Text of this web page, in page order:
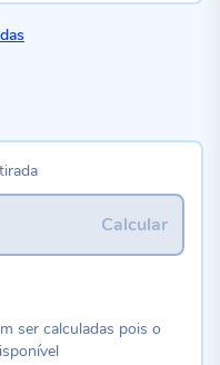
Calcular
ser calculadas pois o